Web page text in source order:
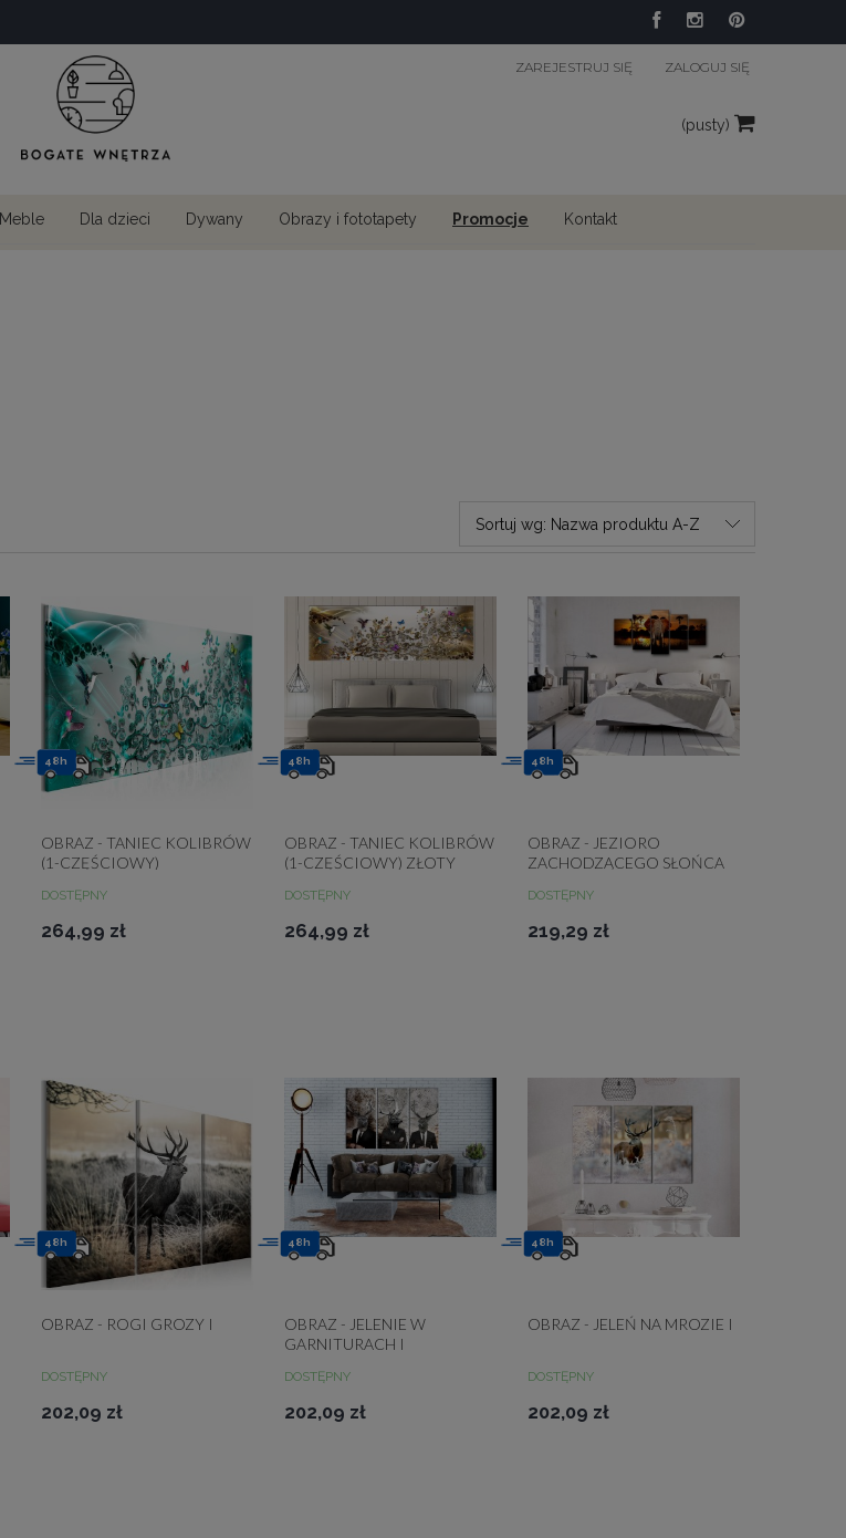
ZAREJESTRUJ SIĘ ZALOGUJ SIĘ
(pusty)
Meble Dla dzieci Dywany Obrazy i fototapety Promocje Kontakt
Sortuj wg: Nazwa produktu A-Z
OBRAZ - TANIEC KOLIBRÓW
(1-CZĘŚCIOWY)
DOSTĘPNY
264,99 zł
48h
OBRAZ - TANIEC KOLIBRÓW
(1-CZĘŚCIOWY) ZŁOTY
DOSTĘPNY
264,99 zł
48h
OBRAZ - JEZIORO
ZACHODZĄCEGO SŁOŃCA
DOSTĘPNY
219,29 zł
48h
OBRAZ - ROGI GROZY I
DOSTĘPNY
202,09 zł
48h
OBRAZ - JELENIE W
GARNITURACH I
DOSTĘPNY
202,09 zł
48h
OBRAZ - JELEŃ NA MROZIE I
DOSTĘPNY
202,09 zł
48h